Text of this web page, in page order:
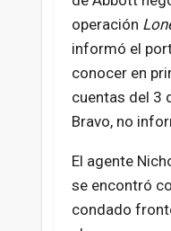
operación
informó el
conocer en
cuentas del 3
Bravo, no
El agente
se encontró
condado